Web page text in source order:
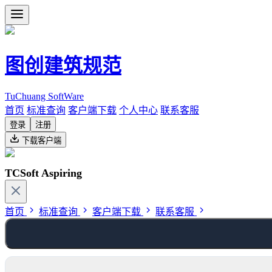
图创建筑规范
TuChuang SoftWare
首页 标准查询 客户端下载 个人中心 联系客服
登录
注册
下载客户端
TCSoft Aspiring
首页 标准查询 客户端下载 联系客服